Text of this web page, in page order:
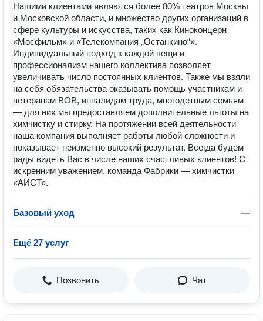
Нашими клиентами являются более 80% театров Москвы
и Московской области, и множество других организаций в
сфере культуры и искусства, таких как Киноконцерн
«Мосфильм» и «Телекомпания „Останкино“».
Индивидуальный подход к каждой вещи и
профессионализм нашего коллектива позволяет
увеличивать число постоянных клиентов. Также мы взяли
на себя обязательства оказывать помощь участникам и
ветеранам ВОВ, инвалидам труда, многодетным семьям
— для них мы предоставляем дополнительные льготы на
химчистку и стирку. На протяжении всей деятельности
наша компания выполняет работы любой сложности и
показывает неизменно высокий результат. Всегда будем
рады видеть Вас в числе наших счастливых клиентов! С
искренним уважением, команда Фабрики — химчистки
«АИСТ».
Базовый уход —
Ещё 27 услуг
Позвонить Чат